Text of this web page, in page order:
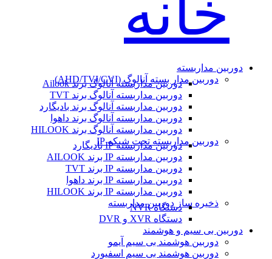
خانه
دوربین مداربسته
دوربین مدار بسته آنالوگ (AHD/TVI/CVI)
دوربین مداربسته آنالوگ برند Ailook
دوربین مداربسته آنالوگ برند TVT
دوربین مداربسته آنالوگ برند بادیگارد
دوربین مداربسته آنالوگ برند داهوا
دوربین مداربسته آنالوگ برند HILOOK
دوربین مداربسته تحت شبکه IP
دوربین مداربسته IP بادیگارد
دوربین مداربسته IP برند AILOOK
دوربین مداربسته IP برند TVT
دوربین مداربسته IP برند داهوا
دوربین مداربسته IP برند HILOOK
ذخیره ساز دوربین مداربسته
دستگاه NVR
دستگاه XVR و DVR
دوربین بی سیم و هوشمند
دوربین هوشمند بی سیم آیمو
دوربین هوشمند بی سیم اسفیورد